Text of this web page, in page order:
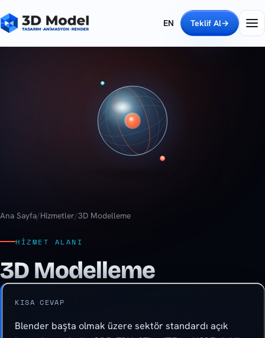
EN Teklif Al→
Ana Sayfa/Hizmetler/3D Modelleme
HIZMET ALANI
3D Modelleme
KISA CEVAP
Blender başta olmak üzere sektör standardı açık